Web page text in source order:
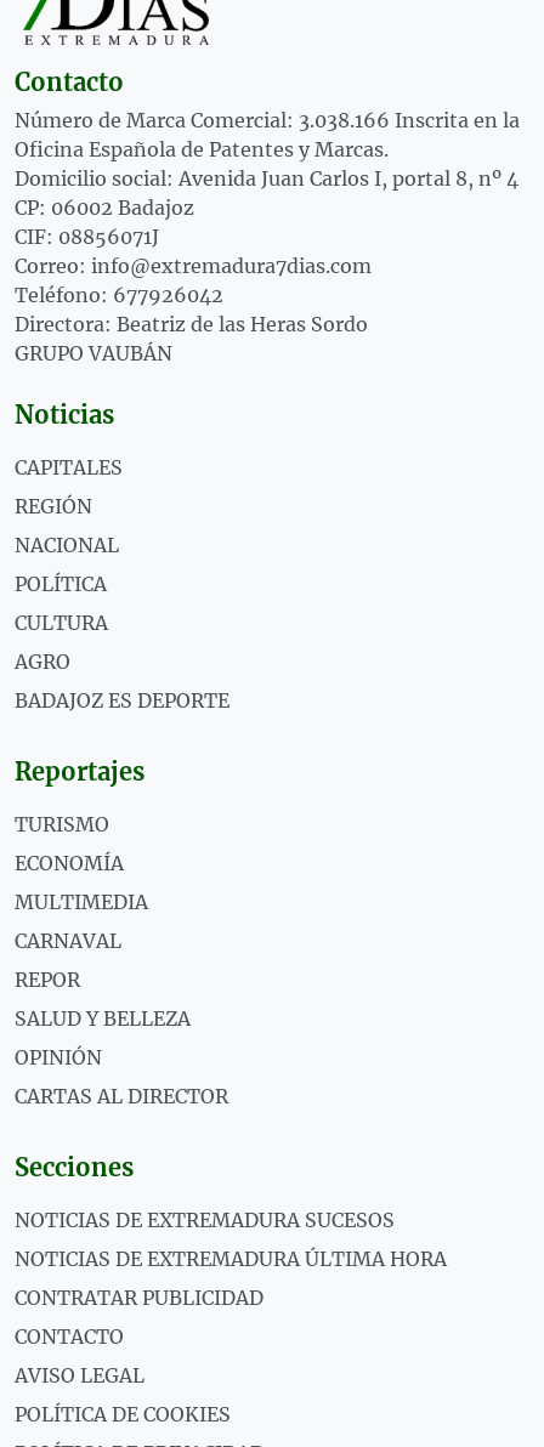
Contacto
Número de Marca Comercial: 3.038.166 Inscrita en la
Oficina Española de Patentes y Marcas.
Domicilio social: Avenida Juan Carlos I, portal 8, nº 4
CP: 06002 Badajoz
CIF: 08856071J
Correo: info@extremadura7dias.com
Teléfono: 677926042
Directora: Beatriz de las Heras Sordo
GRUPO VAUBÁN
Noticias
CAPITALES
REGIÓN
NACIONAL
POLÍTICA
CULTURA
AGRO
BADAJOZ ES DEPORTE
Reportajes
TURISMO
ECONOMÍA
MULTIMEDIA
CARNAVAL
REPOR
SALUD Y BELLEZA
OPINIÓN
CARTAS AL DIRECTOR
Secciones
NOTICIAS DE EXTREMADURA SUCESOS
NOTICIAS DE EXTREMADURA ÚLTIMA HORA
CONTRATAR PUBLICIDAD
CONTACTO
AVISO LEGAL
POLÍTICA DE COOKIES